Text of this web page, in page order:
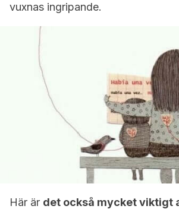
vuxnas ingripande.
Här är det också mycket viktigt